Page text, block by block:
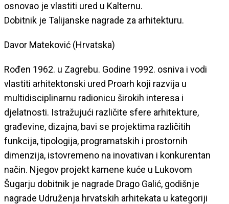
osnovao je vlastiti ured u Kalternu.
Dobitnik je Talijanske nagrade za arhitekturu.
Davor Mateković (Hrvatska)
Rođen 1962. u Zagrebu. Godine 1992. osniva i vodi
vlastiti arhitektonski ured Proarh koji razvija u
multidisciplinarnu radionicu širokih interesa i
djelatnosti. Istražujući različite sfere arhitekture,
građevine, dizajna, bavi se projektima različitih
funkcija, tipologija, programatskih i prostornih
dimenzija, istovremeno na inovativan i konkurentan
način. Njegov projekt kamene kuće u Lukovom
Šugarju dobitnik je nagrade Drago Galić, godišnje
nagrade Udruženja hrvatskih arhitekata u kategoriji